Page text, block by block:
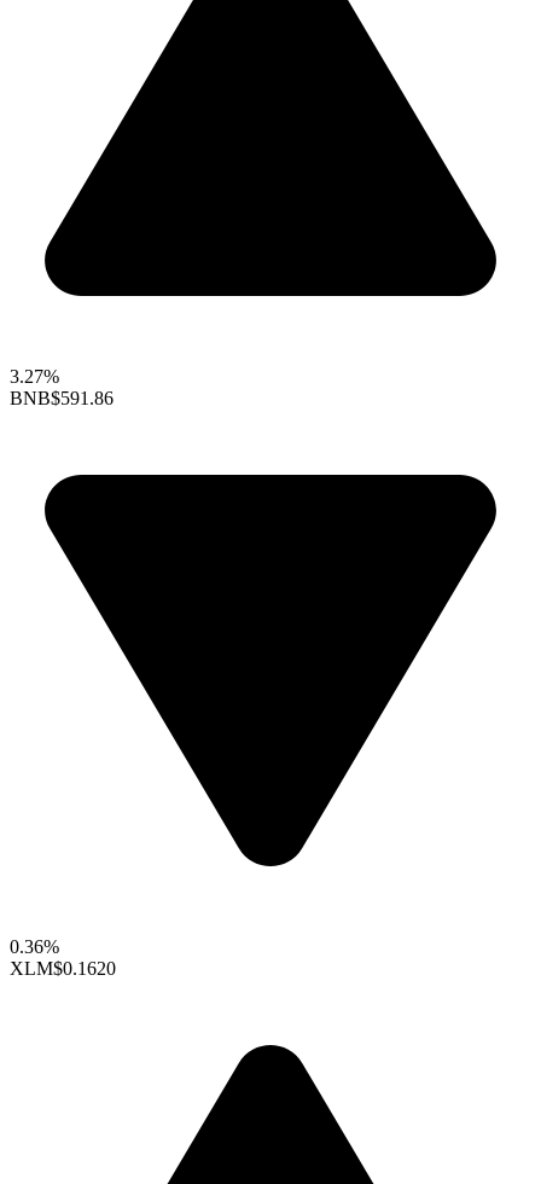
3.27%
BNB$591.86
0.36%
XLM$0.1620